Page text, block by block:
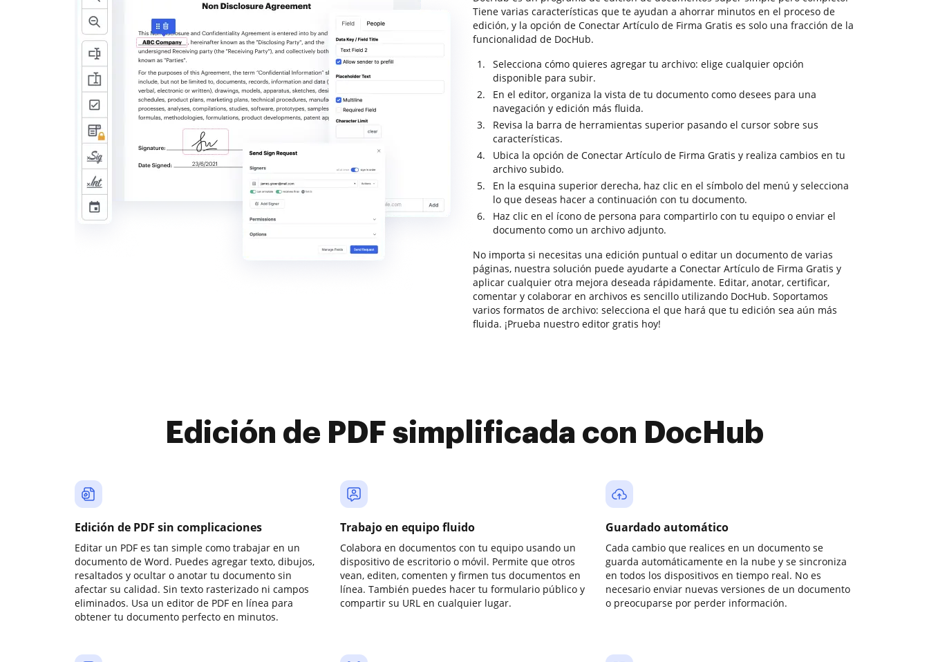
Tiene varias características que te ayudan a ahorrar minutos en el proceso de
edición, y la opción de Conectar Artículo de Firma Gratis es solo una fracción de la
funcionalidad de DocHub.
Selecciona cómo quieres agregar tu archivo: elige cualquier opción
disponible para subir.
En el editor, organiza la vista de tu documento como desees para una
navegación y edición más fluida.
Revisa la barra de herramientas superior pasando el cursor sobre sus
características.
Ubica la opción de Conectar Artículo de Firma Gratis y realiza cambios en tu
archivo subido.
En la esquina superior derecha, haz clic en el símbolo del menú y selecciona
lo que deseas hacer a continuación con tu documento.
Haz clic en el ícono de persona para compartirlo con tu equipo o enviar el
documento como un archivo adjunto.
No importa si necesitas una edición puntual o editar un documento de varias
páginas, nuestra solución puede ayudarte a Conectar Artículo de Firma Gratis y
aplicar cualquier otra mejora deseada rápidamente. Editar, anotar, certificar,
comentar y colaborar en archivos es sencillo utilizando DocHub. Soportamos
varios formatos de archivo: selecciona el que hará que tu edición sea aún más
fluida. ¡Prueba nuestro editor gratis hoy!
Edición de PDF simplificada con DocHub
Edición de PDF sin complicaciones
Editar un PDF es tan simple como trabajar en un
documento de Word. Puedes agregar texto, dibujos,
resaltados y ocultar o anotar tu documento sin
afectar su calidad. Sin texto rasterizado ni campos
eliminados. Usa un editor de PDF en línea para
obtener tu documento perfecto en minutos.
Trabajo en equipo fluido
Colabora en documentos con tu equipo usando un
dispositivo de escritorio o móvil. Permite que otros
vean, editen, comenten y firmen tus documentos en
línea. También puedes hacer tu formulario público y
compartir su URL en cualquier lugar.
Guardado automático
Cada cambio que realices en un documento se
guarda automáticamente en la nube y se sincroniza
en todos los dispositivos en tiempo real. No es
necesario enviar nuevas versiones de un documento
o preocuparse por perder información.